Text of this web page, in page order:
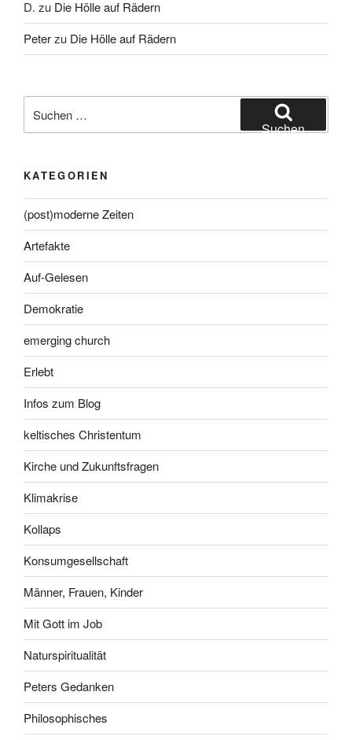
D. zu Die Hölle auf Rädern
Peterzu Die Hölle auf Rädern
nach:
Suchen
KATEGORIEN
(post)moderne Zeiten
Artefakte
Auf-Gelesen
Demokratie
emerging church
Erlebt
Infos zum Blog
keltisches Christentum
Kirche und Zukunftsfragen
Klimakrise
Kollaps
Konsumgesellschaft
Männer, Frauen, Kinder
Mit Gott im Job
Naturspiritualität
Peters Gedanken
Philosophisches